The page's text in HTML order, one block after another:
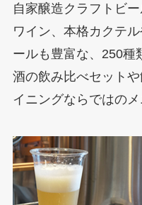
自家醸造クラフトビ
ワイン、本格カクテ
ールも豊富な、250種
酒の飲み比べセット
イニングならではの